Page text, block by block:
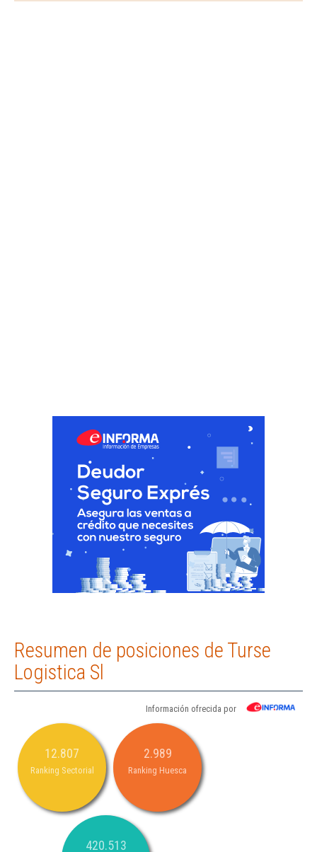
Resumen de posiciones de Turse
Logistica Sl
Información ofrecida por
12.807
Ranking Sectorial
2.989
Ranking Huesca
420.513